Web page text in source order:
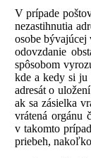
V prípade
nezastihnutia
osobe bývajúcej
odovzdanie
spôsobom
kde a kedy si ju
adresát o
ak sa zásielka
vrátená orgánu
v takomto
priebeh,